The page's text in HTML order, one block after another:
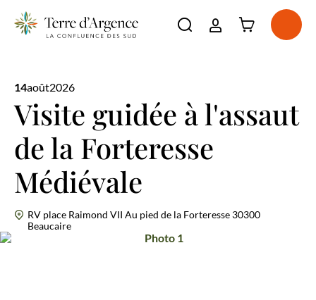
Incontournables
Voir plus
À voir, à faire
Voir plus
Séjourner
Voir plus
Agenda
Ouvrir la barre de
Connexion à
14août2026
Visite guidée à l'assaut
de la Forteresse
Médiévale
RV place Raimond VII Au pied de la Forteresse 30300
Beaucaire
Photo 1